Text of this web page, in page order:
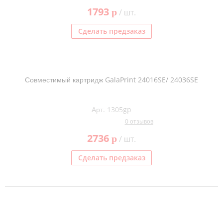
1793 p/ шт.
Сделать предзаказ
Совместимый картридж GalaPrint 24016SE/ 24036SE
Арт. 1305gp
0 отзывов
2736 p/ шт.
Сделать предзаказ